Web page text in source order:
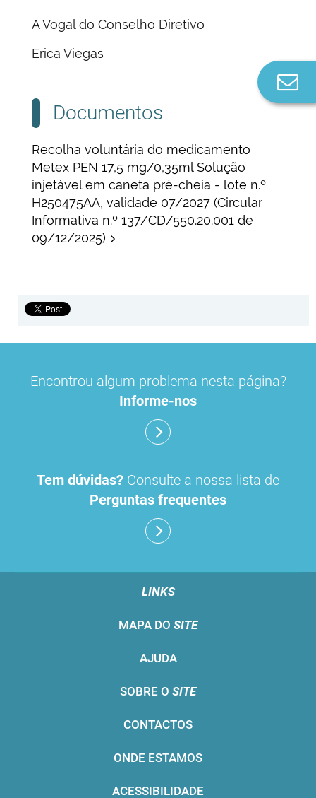
A Vogal do Conselho Diretivo
Erica Viegas
Documentos
Recolha voluntária do medicamento
Metex PEN 17,5 mg/0,35ml Solução
injetável em caneta pré-cheia - lote n.º
H250475AA, validade 07/2027 (Circular
Informativa n.º 137/CD/550.20.001 de
09/12/2025)
Encontrou algum problema nesta página?
Informe-nos
Tem dúvidas? Consulte a nossa lista de
Perguntas frequentes
LINKS
MAPA DO SITE
AJUDA
SOBRE O SITE
CONTACTOS
ONDE ESTAMOS
ACESSIBILIDADE